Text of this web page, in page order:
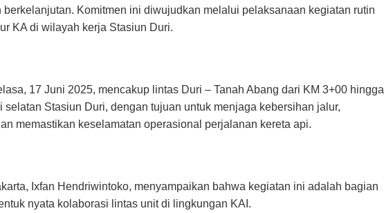
berkelanjutan. Komitmen ini diwujudkan melalui pelaksanaan kegiatan rutin
KA di wilayah kerja Stasiun Duri.
17 Juni 2025, mencakup lintas Duri – Tanah Abang dari KM 3+00 hingga
selatan Stasiun Duri, dengan tujuan untuk menjaga kebersihan jalur,
memastikan keselamatan operasional perjalanan kereta api.
Ixfan Hendriwintoko, menyampaikan bahwa kegiatan ini adalah bagian
nyata kolaborasi lintas unit di lingkungan KAI.